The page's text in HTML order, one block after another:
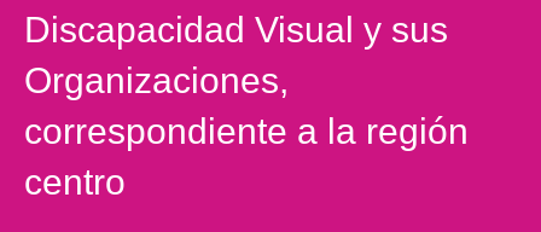
Discapacidad Visual y sus
Organizaciones,
correspondiente a la región
centro